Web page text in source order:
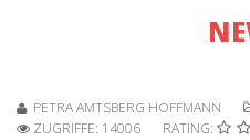
PETRA AMTSBERG HOFFMANN
ZUGRIFFE: 14006
RATING: